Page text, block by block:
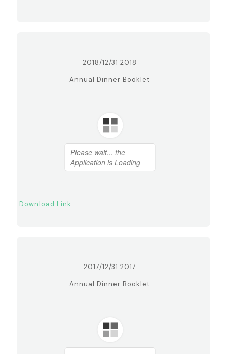
2018/12/31 2018
Annual Dinner Booklet
Download Link
2017/12/31 2017
Annual Dinner Booklet